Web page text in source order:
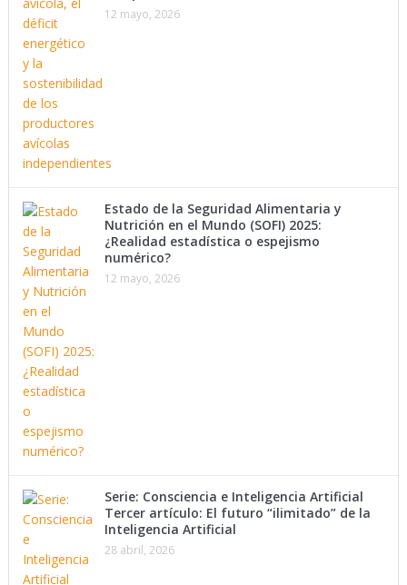
12 mayo, 2026
Estado de la Seguridad Alimentaria y
Nutrición en el Mundo (SOFI) 2025:
¿Realidad estadística o espejismo
numérico?
12 mayo, 2026
Serie: Consciencia e Inteligencia Artificial
Tercer artículo: El futuro “ilimitado” de la
Inteligencia Artificial
28 abril, 2026